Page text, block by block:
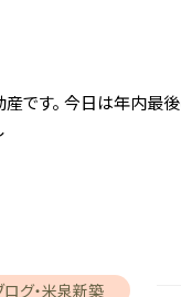
産です。 今日は年内最
ログ 米泉新築